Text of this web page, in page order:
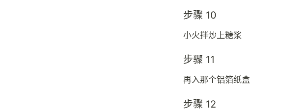
步骤 10
小火拌炒上糖浆
步骤 11
再入那个铝箔纸盒
步骤 12